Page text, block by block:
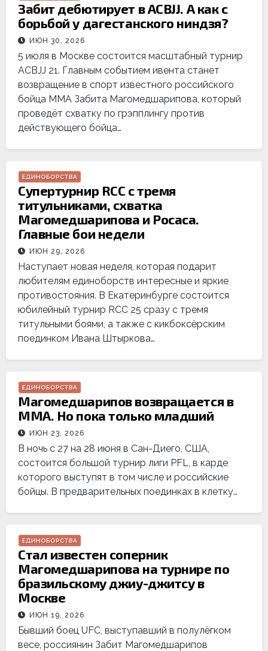
Забит дебютирует в ACBJJ. А как с
борьбой у дагестанского ниндзя?
ИЮН 30, 2026
5 июля в Москве состоится масштабный турнир
ACBJJ 21. Главным событием ивента станет
возвращение в спорт известного российского
бойца ММА Забита Магомедшарипова, который
проведёт схватку по грэпплингу против
действующего бойца…
ЕДИНОБОРСТВА
Супертурнир RCC с тремя
титульниками, схватка
Магомедшарипова и Росаса.
Главные бои недели
ИЮН 29, 2026
Наступает новая неделя, которая подарит
любителям единоборств интересные и яркие
противостояния. В Екатеринбурге состоится
юбилейный турнир RCC 25 сразу с тремя
титульными боями, а также с кикбоксёрским
поединком Ивана Штыркова…
ЕДИНОБОРСТВА
Магомедшарипов возвращается в
ММА. Но пока только младший
ИЮН 23, 2026
В ночь с 27 на 28 июня в Сан-Диего, США,
состоится большой турнир лиги PFL, в карде
которого выступят в том числе и российские
бойцы. В предварительных поединках в клетку…
ЕДИНОБОРСТВА
Стал известен соперник
Магомедшарипова на турнире по
бразильскому джиу-джитсу в
Москве
ИЮН 19, 2026
Бывший боец UFC, выступавший в полулёгком
весе, россиянин Забит Магомедшарипов